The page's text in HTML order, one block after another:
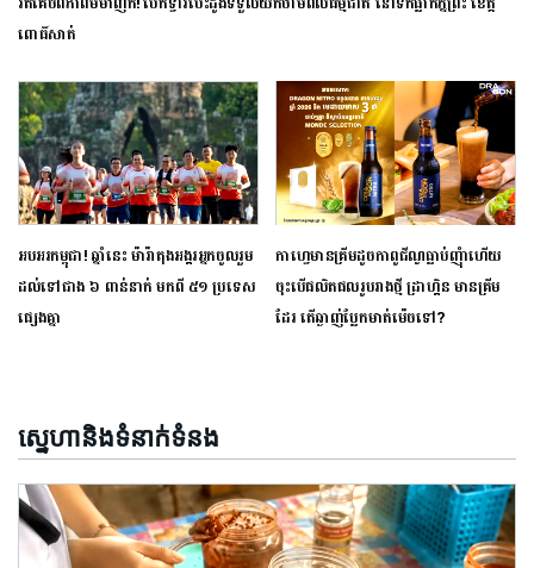
ពោធិ៍សាត់
អបអរកម្ពុជា! ឆ្នាំនេះ ម៉ារ៉ាតុង​អង្គរ​អ្នក​ចូលរួម​
ដល់​ទៅ​ជាង ៦ ពាន់​នាក់ មក​ពី ៥១ ប្រទេស​
ផ្សេង​គ្នា
កាហ្វេមានគ្រីមដូចកាពូជីណូធ្លាប់ញុំាហើយ
ចុះបើផលិតផលរូបរាងថ្មី ដ្រាហ្គិន មានគ្រីម
ដែរ តើឆ្ងាញ់ប្លែកមាត់ម៉េចទៅ?
ស្នេហានិងទំនាក់ទំនង